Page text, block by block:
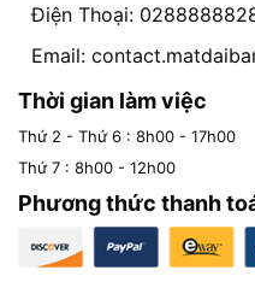
Điện Thoại:
Email:
Thời gian làm việc
Thứ 2 - Thứ 6 : 8h00 - 17h00
Thứ 7 : 8h00 - 12h00
Phương thức thanh